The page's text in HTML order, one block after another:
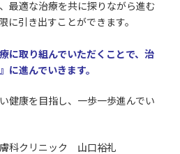
最適な治療を共に探りながら進む
に引き出すことができます。
に取り組んでいただくことで、治
に進んでいきます。
健康を目指し、一歩一歩進んでい
科クリニック 山口裕礼